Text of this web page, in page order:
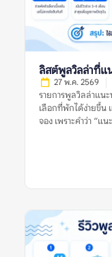
ลิสต์พูลวิลล่าที่แ
27 พ.ค. 2569
รายการพูลวิลล่าแน
เลือกที่พักได้ง่ายขึ้น
จอง เพราะคำว่า “แ
จากผู้เข้าพัก ข้อร้อง
หรือรูปเดียว เพราะ
กลุ่มหนึ่งเสมอไป รา
หมายถึงอะไร? ราย
หมายถึงรายชื่อที่พัก